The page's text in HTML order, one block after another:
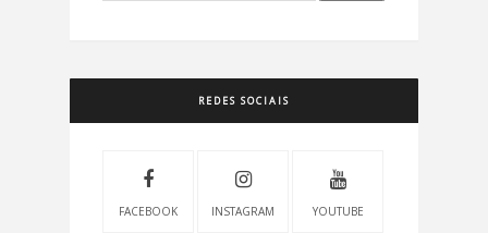
REDES SOCIAIS
FACEBOOK INSTAGRAM YOUTUBE